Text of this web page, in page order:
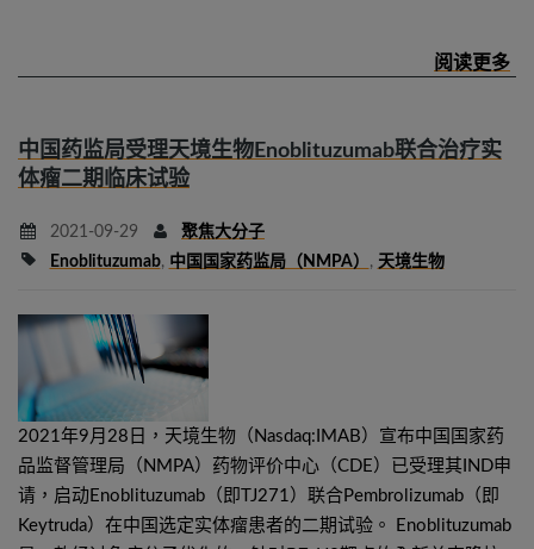
中国药监局受理天境生物Enoblituzumab联合治疗实
体瘤二期临床试验
2021-09-29
聚焦大分子
Enoblituzumab, 中国国家药监局（NMPA） , 天境生物
2021年9月28日，天境生物（Nasdaq:IMAB）宣布中国国家药
品监督管理局（NMPA）药物评价中心（CDE）已受理其IND申
请，启动Enoblituzumab（即TJ271）联合Pembrolizumab（即
Keytruda）在中国选定实体瘤患者的二期试验。 Enoblituzumab